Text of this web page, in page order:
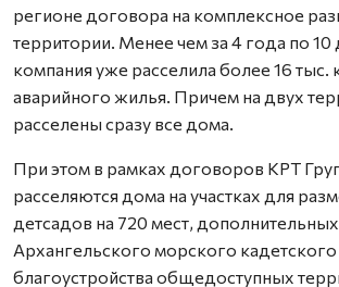
регионе договора на комплексное
территории. Менее чем за 4 года по
компания уже расселила более 16 тыс.
аварийного жилья. Причем на двух
расселены сразу все дома.
При этом в рамках договоров КРТ
расселяются дома на участках для
детсадов на 720 мест,
Архангельского морского кадетского
благоустройства общедоступных